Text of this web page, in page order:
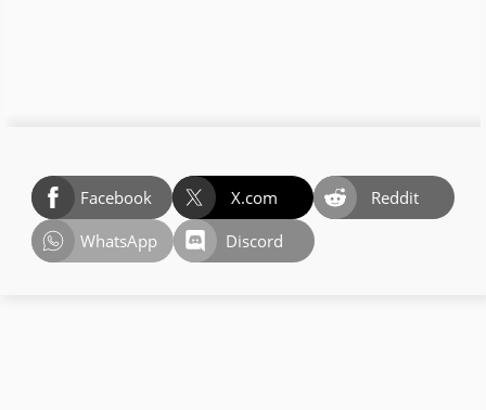
Facebook X.com
Reddit
WhatsApp
Discord